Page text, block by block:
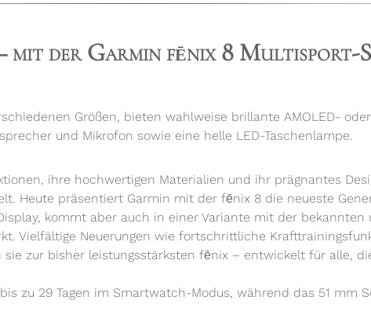
mit der Garmin fēnix 8 Multisport-
Größen, bieten wahlweise brillante AMOLED-
und Mikrofon sowie eine helle LED-Taschenlampe.
ihre hochwertigen Materialien und ihr prägnantes
Heute präsentiert Garmin mit der fēnix 8 die neueste
kommt aber auch in einer Variante mit der bekannten
Vielfältige Neuerungen wie fortschrittliche
zur bisher leistungsstärksten fēnix – entwickelt für alle,
zu 29 Tagen im Smartwatch-Modus, während das 51 mm